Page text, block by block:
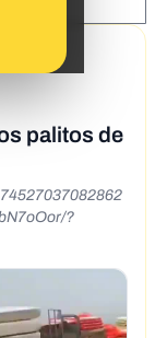
palitos de